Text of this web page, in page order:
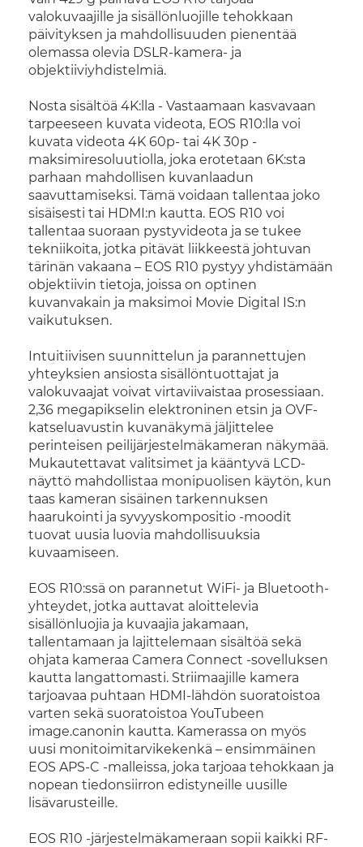
valokuvaajille ja sisällönluojille tehokkaan
päivityksen ja mahdollisuuden pienentää
olemassa olevia DSLR-kamera- ja
objektiiviyhdistelmiä.
Nosta sisältöä 4K:lla - Vastaamaan kasvavaan
tarpeeseen kuvata videota, EOS R10:lla voi
kuvata videota 4K 60p- tai 4K 30p -
maksimiresoluutiolla, joka erotetaan 6K:sta
parhaan mahdollisen kuvanlaadun
saavuttamiseksi. Tämä voidaan tallentaa joko
sisäisesti tai HDMI:n kautta. EOS R10 voi
tallentaa suoraan pystyvideota ja se tukee
tekniikoita, jotka pitävät liikkeestä johtuvan
tärinän vakaana – EOS R10 pystyy yhdistämään
objektiivin tietoja, joissa on optinen
kuvanvakain ja maksimoi Movie Digital IS:n
vaikutuksen.
Intuitiivisen suunnittelun ja parannettujen
yhteyksien ansiosta sisällöntuottajat ja
valokuvaajat voivat virtaviivaistaa prosessiaan.
2,36 megapikselin elektroninen etsin ja OVF-
katseluavustin kuvanäkymä jäljittelee
perinteisen peilijärjestelmäkameran näkymää.
Mukautettavat valitsimet ja kääntyvä LCD-
näyttö mahdollistaa monipuolisen käytön, kun
taas kameran sisäinen tarkennuksen
haarukointi ja syvyyskompositio -moodit
tuovat uusia luovia mahdollisuuksia
kuvaamiseen.
EOS R10:ssä on parannetut WiFi- ja Bluetooth-
yhteydet, jotka auttavat aloittelevia
sisällönluojia ja kuvaajia jakamaan,
tallentamaan ja lajittelemaan sisältöä sekä
ohjata kameraa Camera Connect -sovelluksen
kautta langattomasti. Striimaajille kamera
tarjoavaa puhtaan HDMI-lähdön suoratoistoa
varten sekä suoratoistoa YouTubeen
image.canonin kautta. Kamerassa on myös
uusi monitoimitarvikekenkä – ensimmäinen
EOS APS-C -malleissa, joka tarjoaa tehokkaan ja
nopean tiedonsiirron edistyneille uusille
lisävarusteille.
EOS R10 -järjestelmäkameraan sopii kaikki RF-